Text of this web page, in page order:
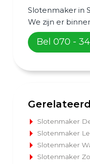
Slotenmaker in
We zijn er
Bel 070 -
Slotenmaker
Slotenmaker
Slotenmaker
Slotenmaker